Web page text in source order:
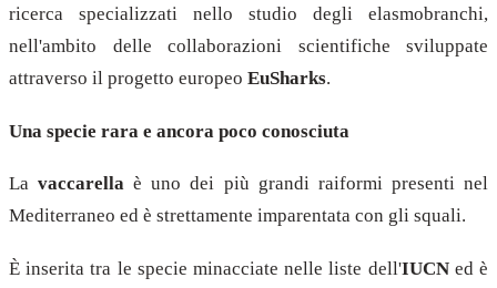
ricerca specializzati nello studio degli elasmobranchi,
nell'ambito delle collaborazioni scientifiche sviluppate
attraverso il progetto europeo EuSharks.
Una specie rara e ancora poco conosciuta
Lavaccarella è uno dei più grandi raiformi presenti nel
Mediterraneo ed è strettamente imparentata con gli squali.
È inserita tra le specie minacciate nelle liste dell'IUCNed è